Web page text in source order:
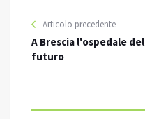
Articolo precedente
A Brescia l'ospedale del
futuro